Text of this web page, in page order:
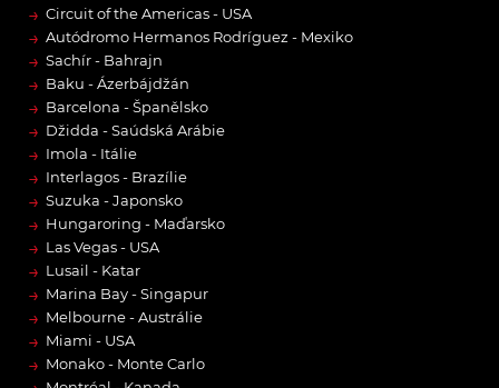
→ Circuit of the Americas - USA
→ Autódromo Hermanos Rodríguez - Mexiko
→ Sachír - Bahrajn
→ Baku - Ázerbájdžán
→ Barcelona - Španělsko
→ Džidda - Saúdská Arábie
→ Imola - Itálie
→ Interlagos - Brazílie
→ Suzuka - Japonsko
→ Hungaroring - Maďarsko
→ Las Vegas - USA
→ Lusail - Katar
→ Marina Bay - Singapur
→ Melbourne - Austrálie
→ Miami - USA
→ Monako - Monte Carlo